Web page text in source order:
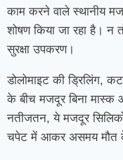
काम करने वाले स्थानीय
शोषण किया जा रहा है। न
सुरक्षा उपकरण।
डोलोमाइट की ड्रिलिंग,
के बीच मजदूर बिना मास्क
नतीजतन, ये मजदूर
चपेट में आकर असमय मौत